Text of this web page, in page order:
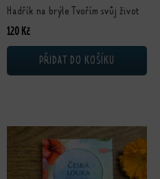
Hadřík na brýle Tvořím svůj život
120 Kč
PŘIDAT DO KOŠÍKU